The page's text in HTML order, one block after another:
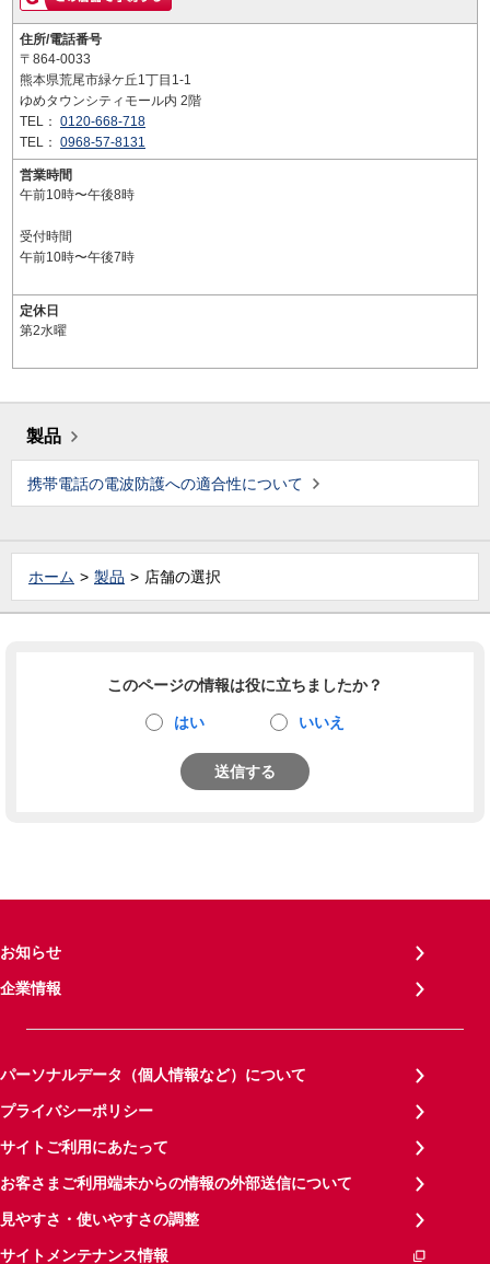
住所/電話番号
〒864-0033
熊本県荒尾市緑ケ丘1丁目1-1
ゆめタウンシティモール内 2階
TEL： 0120-668-718
TEL： 0968-57-8131
営業時間
午前10時〜午後8時
受付時間
午前10時〜午後7時
定休日
第2水曜
製品
携帯電話の電波防護への適合性について
ホーム 製品 店舗の選択
このページの情報は役に立ちましたか？
はい いいえ
送信する
お知らせ
企業情報
パーソナルデータ（個人情報など）について
プライバシーポリシー
サイトご利用にあたって
お客さまご利用端末からの情報の外部送信について
見やすさ・使いやすさの調整
サイトメンテナンス情報